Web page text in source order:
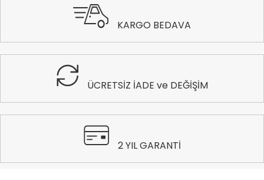
KARGO BEDAVA
ÜCRETSİZ İADE ve DEĞİŞİM
2 YIL GARANTİ